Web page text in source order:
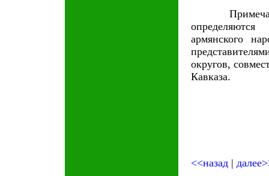
Примечание.
армянского
округов,
Кавказа.
<<назад|